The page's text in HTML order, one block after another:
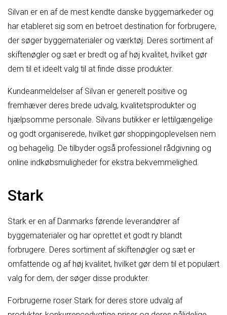
Silvan er en af de mest kendte danske byggemarkeder og
har etableret sig som en betroet destination for forbrugere,
der søger byggematerialer og værktøj. Deres sortiment af
skiftenøgler og sæt er bredt og af høj kvalitet, hvilket gør
dem til et ideelt valg til at finde disse produkter.
Kundeanmeldelser af Silvan er generelt positive og
fremhæver deres brede udvalg, kvalitetsprodukter og
hjælpsomme personale. Silvans butikker er lettilgængelige
og godt organiserede, hvilket gør shoppingoplevelsen nem
og behagelig. De tilbyder også professionel rådgivning og
online indkøbsmuligheder for ekstra bekvemmelighed.
Stark
Stark er en af Danmarks førende leverandører af
byggematerialer og har oprettet et godt ry blandt
forbrugere. Deres sortiment af skiftenøgler og sæt er
omfattende og af høj kvalitet, hvilket gør dem til et populært
valg for dem, der søger disse produkter.
Forbrugerne roser Stark for deres store udvalg af